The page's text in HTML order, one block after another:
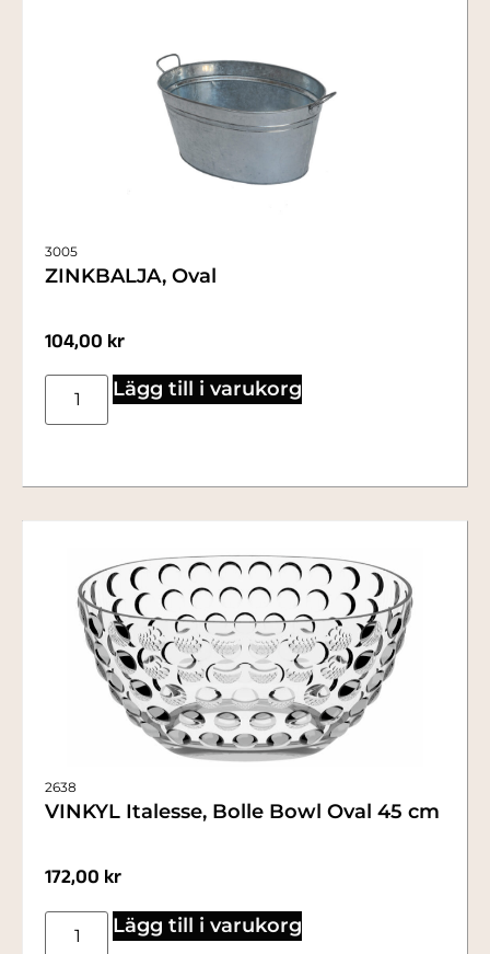
3005
ZINKBALJA, Oval
104,00 kr
Lägg till i varukorg
2638
VINKYL Italesse, Bolle Bowl Oval 45 cm
172,00 kr
Lägg till i varukorg